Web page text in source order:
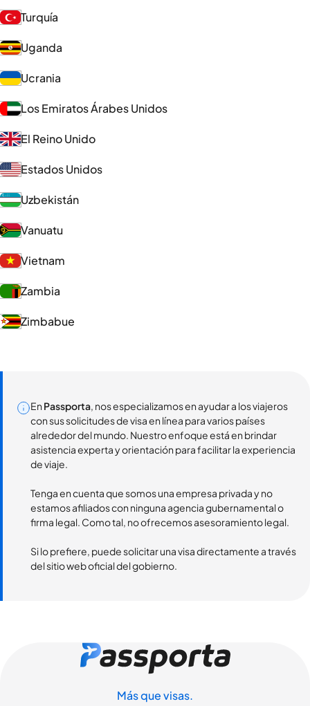
Turquía
Uganda
Ucrania
Los Emiratos Árabes Unidos
El Reino Unido
Estados Unidos
Uzbekistán
Vanuatu
Vietnam
Zambia
Zimbabue
En Passporta, nos especializamos en ayudar a los viajeros
con sus solicitudes de visa en línea para varios países
alrededor del mundo. Nuestro enfoque está en brindar
asistencia experta y orientación para facilitar la experiencia
de viaje.
Tenga en cuenta que somos una empresa privada y no
estamos afiliados con ninguna agencia gubernamental o
firma legal. Como tal, no ofrecemos asesoramiento legal.
Si lo prefiere, puede solicitar una visa directamente a través
del sitio web oficial del gobierno.
Más que visas.